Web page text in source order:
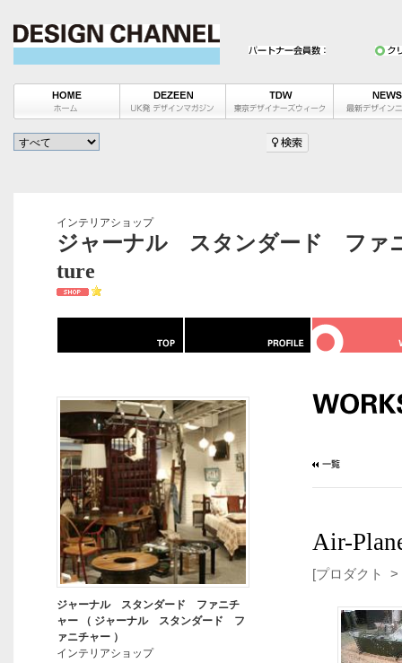
インテリアショップ
ジャーナル スタンダード ファ
ture
Air-
[プロダクト
ジャーナル スタンダード ファニチ
ャー （ ジャーナル スタンダード フ
ァニチャー ）
インテリアショップ